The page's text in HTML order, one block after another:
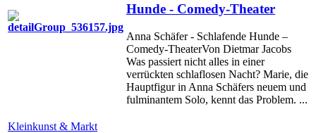
Hunde - Comedy-Theater
Anna Schäfer - Schlafende Hunde –
Comedy-TheaterVon Dietmar Jacobs
Was passiert nicht alles in einer
verrückten schlaflosen Nacht? Marie, die
Hauptfigur in Anna Schäfers neuem und
fulminantem Solo, kennt das Problem. ...
Kleinkunst & Markt